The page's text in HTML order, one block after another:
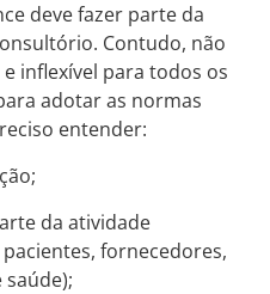
deve fazer parte da
Contudo, não
inflexível para todos os
adotar as normas
entender:
da atividade
fornecedores,